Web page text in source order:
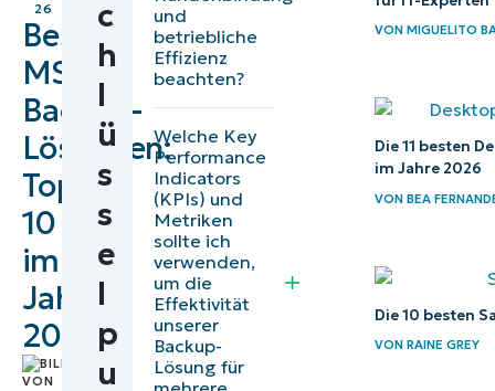
26
Beste
MSP-
Backup-
Lösungen:
Top
10
im
Jahre
2026
Backup-
Softwarelösungen
im Überblick
Fünf
unverzichtbare
Funktionen für
MSP-Backup-
Softwarelösungen
besten
MSP-
Backup-
c
h
l
ü
s
s
e
l
p
u
und
betriebliche
Effizienz
beachten?
Welche Key
Performance
Indicators
(KPIs) und
Metriken
sollte ich
verwenden,
um die
Effektivität
unserer
Backup-
Lösung für
VONMIGUELITO
Die 11 besten
im Jahre 2026
VONBEA
Die 10 besten
VONRAINE GREY